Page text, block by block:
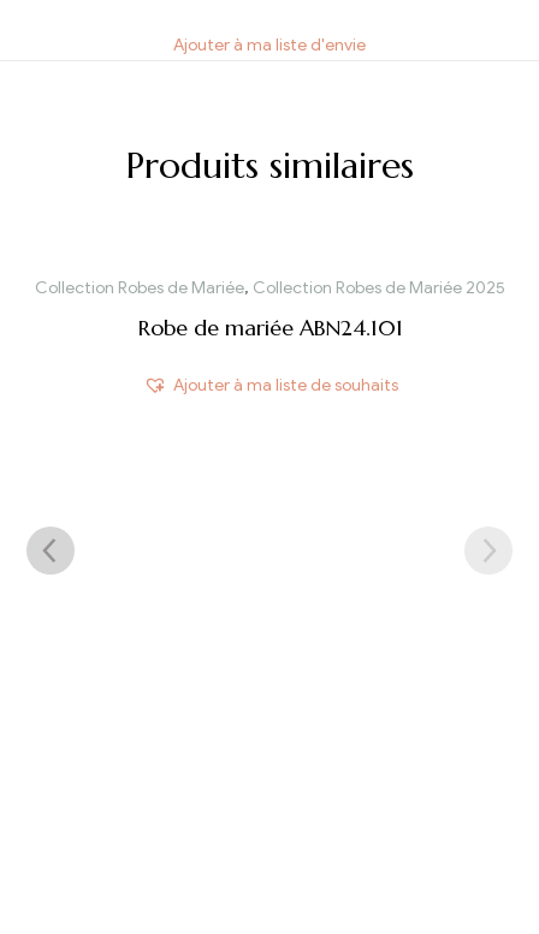
Ajouter à ma liste d'envie
Produits similaires
Collection Robes de Mariée, Collection Robes de Mariée 2025
Robe de mariée ABN24.101
Ajouter à ma liste de souhaits